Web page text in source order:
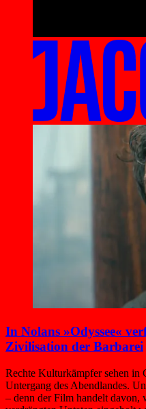
In Nolans »Odyssee«
Zivilisation der Barbarei
Rechte Kulturkämpfer sehen in
Untergang des Abendlandes.
– denn der Film handelt davon,